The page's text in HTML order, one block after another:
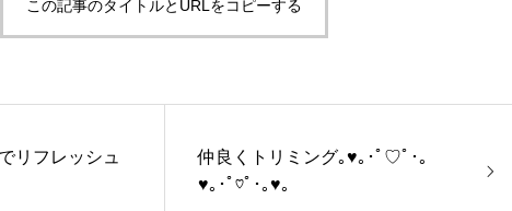
この記事のタイトルとURLをコピーする
リフレッシュ
仲良くトリミング｡♥｡･ﾟ♡ﾟ･｡
♥｡･ﾟ♡ﾟ･｡♥｡